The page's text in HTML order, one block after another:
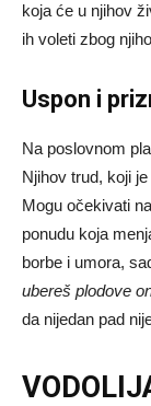
koja će u njihov
ih voleti zbog
Uspon i
Na poslovnom
Njihov trud, koji
Mogu očekivati
ponudu koja
borbe i umora,
ubereš plodove
da nijedan pad